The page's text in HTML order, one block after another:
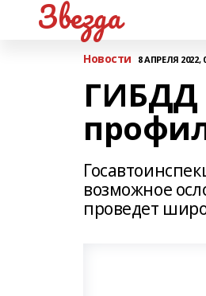
Звезда
Новости 8 АПРЕЛЯ 2022,
ГИБДД
возможное
проведет